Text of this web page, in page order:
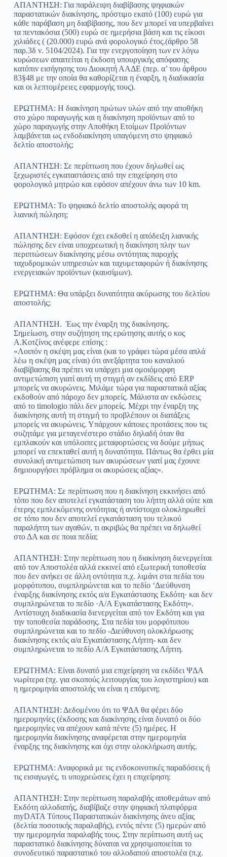
ΑΠΑΝΤΗΣΗ: Για παράλειψη διαβίβασης ψηφιακών
παραστατικών διακίνησης, πρόστιμο εκατό (100) ευρώ για
κάθε παράβαση μη διαβίβασης, που δεν μπορεί να υπερβαίνει
τα πεντακόσια (500) ευρώ σε ημερήσια βάση και τις είκοσι
χιλιάδες ( (20.000) ευρώ ανά φορολογικό έτος.(άρθρο 58
παρ.3δ ν. 5104/2024). Για την ενεργοποίηση των εν λόγω
κυρώσεων απαιτείται η έκδοση υπουργικής απόφασης
κατόπιν εισήγησης του Διοικητή ΑΑΔΕ (περ. α’ του άρθρου
83§48 με την οποία θα καθορίζεται η έναρξη, η διαδικασία
και οι λεπτομέρειες εφαρμογής τους).
ΕΡΩΤΗΜΑ: Η διακίνηση πρώτων υλών από την αποθήκη
στο χώρο παραγωγής και η διακίνηση προϊόντων από το
χώρο παραγωγής στην Αποθήκη Ετοίμων Προϊόντων
λαμβάνεται ως ενδοδιακίνηση υπαγόμενη στο ψηφιακό
δελτίο αποστολής;
ΑΠΑΝΤΗΣΗ: Σε περίπτωση που έχουν δηλωθεί ως
ξεχωριστές εγκαταστάσεις από την επιχείρηση στο
φορολογικό μητρώο και εφόσον απέχουν άνω των 10 km.
ΕΡΩΤΗΜΑ: Το ψηφιακό δελτίο αποστολής αφορά τη
λιανική πώληση;
ΑΠΑΝΤΗΣΗ: Εφόσον έχει εκδοθεί η απόδειξη λιανικής
πώλησης δεν είναι υποχρεωτική η διακίνηση πλην των
περιπτώσεων διακίνησης μέσω οντότητας παροχής
ταχυδρομικών υπηρεσιών και ταχυμεταφορών ή διακίνησης
ενεργειακών προϊόντων (καυσίμων).
ΕΡΩΤΗΜΑ: Θα υπάρξει δυνατότητα ακύρωσης του δελτίου
αποστολής;
ΑΠΑΝΤΗΣΗ. Έως την έναρξη της διακίνησης.
Σημείωση, στην συζήτηση της ερώτησης αυτής ο κος
Α.Κοτζίνος ανέφερε επίσης :
«Λοιπόν η σκέψη μας είναι (και το γράφει τώρα μέσα απλά
λέω η σκέψη μας είναι) ότι ανεξάρτητα του καναλιού
διαβίβασης θα πρέπει να υπάρχει μια ομοιόμορφη
αντιμετώπιση γιατί αυτή τη στιγμή αν εκδίδεις από ERP
μπορείς να ακυρώνεις. Μιλάμε τώρα για παραστατικά αξίας
εκδοθούν από πάροχο δεν μπορείς. Μάλιστα αν εκδώσεις
από το timologio πάλι δεν μπορείς. Μέχρι την έναρξη της
διακίνησης αυτή τη στιγμή το προβλέπουν οι διατάξεις
μπορείς να ακυρώνεις. Υπάρχουν κάποιες προτάσεις που τις
συζητάμε για μεταγενέστερο στάδιο δηλαδή όταν θα
εμπλακούν και υπόλοιπες μεταφορτώσεις να δούμε μήπως
μπορεί να επεκταθεί αυτή η δυνατότητα. Πάντως θα έρθει μία
συνολική αντιμετώπιση των ακυρώσεων γιατί μας έχουνε
δημιουργήσει πρόβλημα οι ακυρώσεις αξίας».
ΕΡΩΤΗΜΑ: Σε περίπτωση που η διακίνηση εκκινήσει από
τόπο που δεν αποτελεί εγκατάσταση του λήπτη αλλά ούτε και
έτερης εμπλεκόμενης οντότητας ή αντίστοιχα ολοκληρωθεί
σε τόπο που δεν αποτελεί εγκατάσταση του τελικού
παραλήπτη των αγαθών, τι ακριβώς θα πρέπει να δηλωθεί
στο ΔΑ και σε ποια πεδία;
ΑΠΑΝΤΗΣΗ: Στην περίπτωση που η διακίνηση διενεργείται
από τον Αποστολέα αλλά εκκινεί από εξωτερική τοποθεσία
που δεν ανήκει σε άλλη οντότητα π.χ. λιμάνι στα πεδία του
μορφότυπου, συμπληρώνεται και το πεδίο ‘Διεύθυνση
έναρξης διακίνησης εκτός α/α Εγκατάστασης Εκδότη· και δεν
συμπληρώνεται το πεδίο ·Α/Α Εγκατάστασης Εκδότη».
Αντίστοιχη διαδικασία διενεργείται από τον Εκδότη και για
την τοποθεσία παράδοσης. Στα πεδία του μορφότυπου
συμπληρώνεται και το πεδίο -Διεύθυνση ολοκλήρωσης
διακίνησης εκτός α/α Εγκατάστασης Λήπτη- και δεν
συμπληρώνεται το πεδίο Α/Α Εγκατάστασης Λήπτη.
ΕΡΩΤΗΜΑ: Είναι δυνατό μια επιχείρηση να εκδίδει ΨΔΑ
νωρίτερα (πχ. για σκοπούς λειτουργίας του λογιστηρίου) και
η ημερομηνία αποστολής να είναι η επόμενη;
ΑΠΑΝΤΗΣΗ: Δεδομένου ότι το ΨΔΑ θα φέρει δύο
ημερομηνίες (έκδοσης και διακίνησης είναι δυνατό οι δύο
ημερομηνίες να απέχουν κατά πέντε (5) ημέρες. Η
ημερομηνία διακίνησης αναφέρεται στην ημερομηνία
έναρξης της διακίνησης και όχι στην ολοκλήρωση αυτής.
ΕΡΩΤΗΜΑ: Αναφορικά με τις ενδοκοινοτικές παραδόσεις ή
τις εισαγωγές, τι υποχρεώσεις έχει η επιχείρηση:
ΑΠΑΝΤΗΣΗ: Στην περίπτωση παραλαβής αποθεμάτων από
Εκδότη αλλοδαπής, διαβίβαζε στην ψηφιακή πλατφόρμα
myDATA Τύπους Παραστατικών διακίνησης άνευ αξίας
(δελτία ποσοτικής παραλαβής), εντός πέντε (5) ημερών από
την ημερομηνία παραλαβής τους. Στην περίπτωση αυτή ως
παραστατικό διακίνησης δύναται να χρησιμοποιείται το
συνοδευτικό παραστατικό του αλλοδαπού αποστολέα (π.χ.